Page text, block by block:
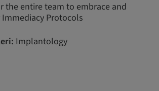
the entire team to embrace and
Protocols
Implantology